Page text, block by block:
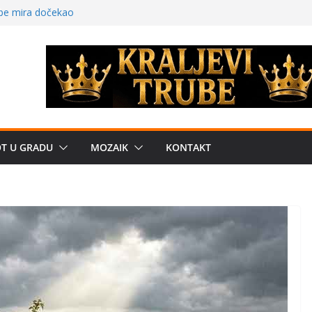
može li
projekat: Gde
i sekularne
Umesto
privatne
U GRADU MOZAIK KONTAKT